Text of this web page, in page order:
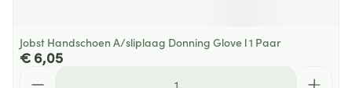
Jobst Handschoen A/sliplaag Donning Glove l 1 Paar
€ 6,05